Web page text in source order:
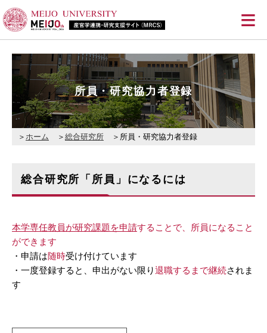
≡
所員・研究協力者登録
ホーム 総合研究所 所員・研究協力者登録
総合研究所「所員」になるには
本学専任教員が研究課題を申請することで、所員になること
ができます
・申請は随時受け付けています
・一度登録すると、申出がない限り退職するまで継続されま
す